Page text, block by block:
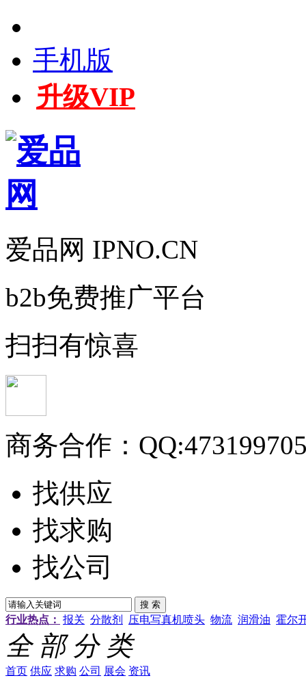
手机版
升级VIP
爱品网 IPNO.CN
b2b免费推广平台
扫扫有惊喜
商务合作：
找供应
找求购
找公司
行业热点： 报关 分散剂 压电写真机喷头 物流 润滑油 霍尔
全 部 分 类
首页 供应 求购 公司 展会 资讯